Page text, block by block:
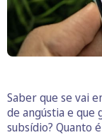
Saber que se vai
de angústia e que
subsídio? Quanto